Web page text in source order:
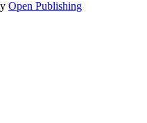
Open Publishing